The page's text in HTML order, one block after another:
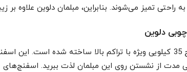
تمیز می‌شوند. بنابراین، مبلمان دلوین علاوه بر
دلوین
نشیمن مبلمان دلوین از اسفنج 35 کیلویی ویژه با تراکم بالا
مدت از نشستن روی این مبلمان لذت ببرید.